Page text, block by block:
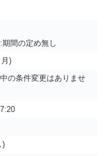
間の定め無し
)
の条件変更はありませ
)